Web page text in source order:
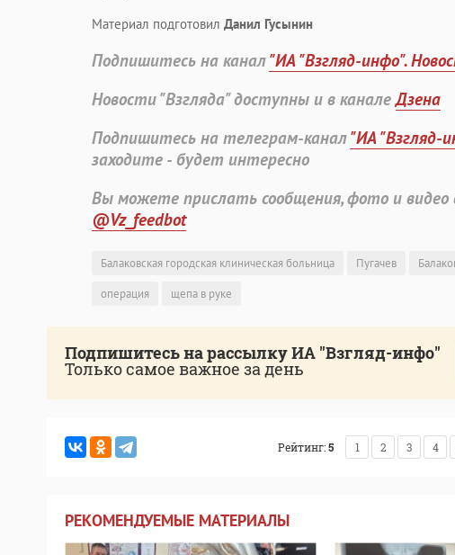
Материал подготовил Данил Гусынин
Подпишитесь на канал"ИА "Взгляд-инфо".
Новости "Взгляда" доступны и в каналеДзена
Подпишитесь на телеграм-канал"ИА "Взгляд-
заходите - будет интересно
Вы можете прислать сообщения, фото и
@Vz_feedbot
Балаковская городская клиническая больница Пугачев
операция
щепа в руке
Подпишитесь на рассылку ИА "Взгляд-инфо"
Только самое важное за день
Рейтинг:5 1 2 3 4
РЕКОМЕНДУЕМЫЕ МАТЕРИАЛЫ